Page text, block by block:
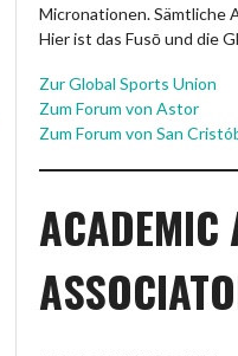
Micronationen. Sämtliche
Hier ist das Fusō und die
Zur Global Sports Union
Zum Forum von Astor
Zum Forum von San
ACADEMIC